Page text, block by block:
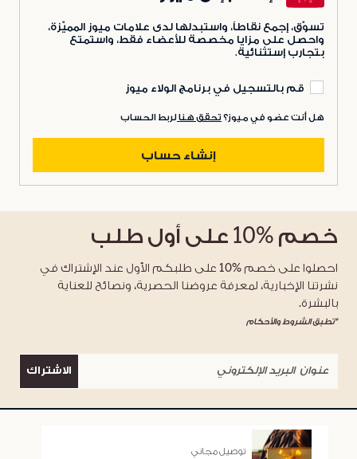
تسوّق، إجمع نقاطاً، واستبدلها لدى علامات ميوز المميّزة،
واحصل على مزايا مخصصة للأعضاء فقط، واستمتع
بتجارب إستثنائية.
قم بالتسجيل في برنامج الولاء ميوز
هل أنت عضو في ميوز؟ تحقق هنا لربط الحساب
إنشاء حساب
خصم %10 على أول طلب
احصلوا على خصم %10 على طلبكم الأول عند الإشتراك في
نشرتنا الإخبارية، لمعرفة عروضنا الحصرية، ونصائح للعناية
بالبشرة.
*تطبق الشروط والأحكام
الاشتراك
توصيل مجاني